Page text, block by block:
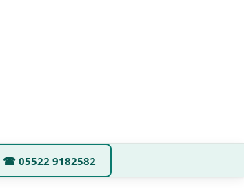
☎ 05522 9182582